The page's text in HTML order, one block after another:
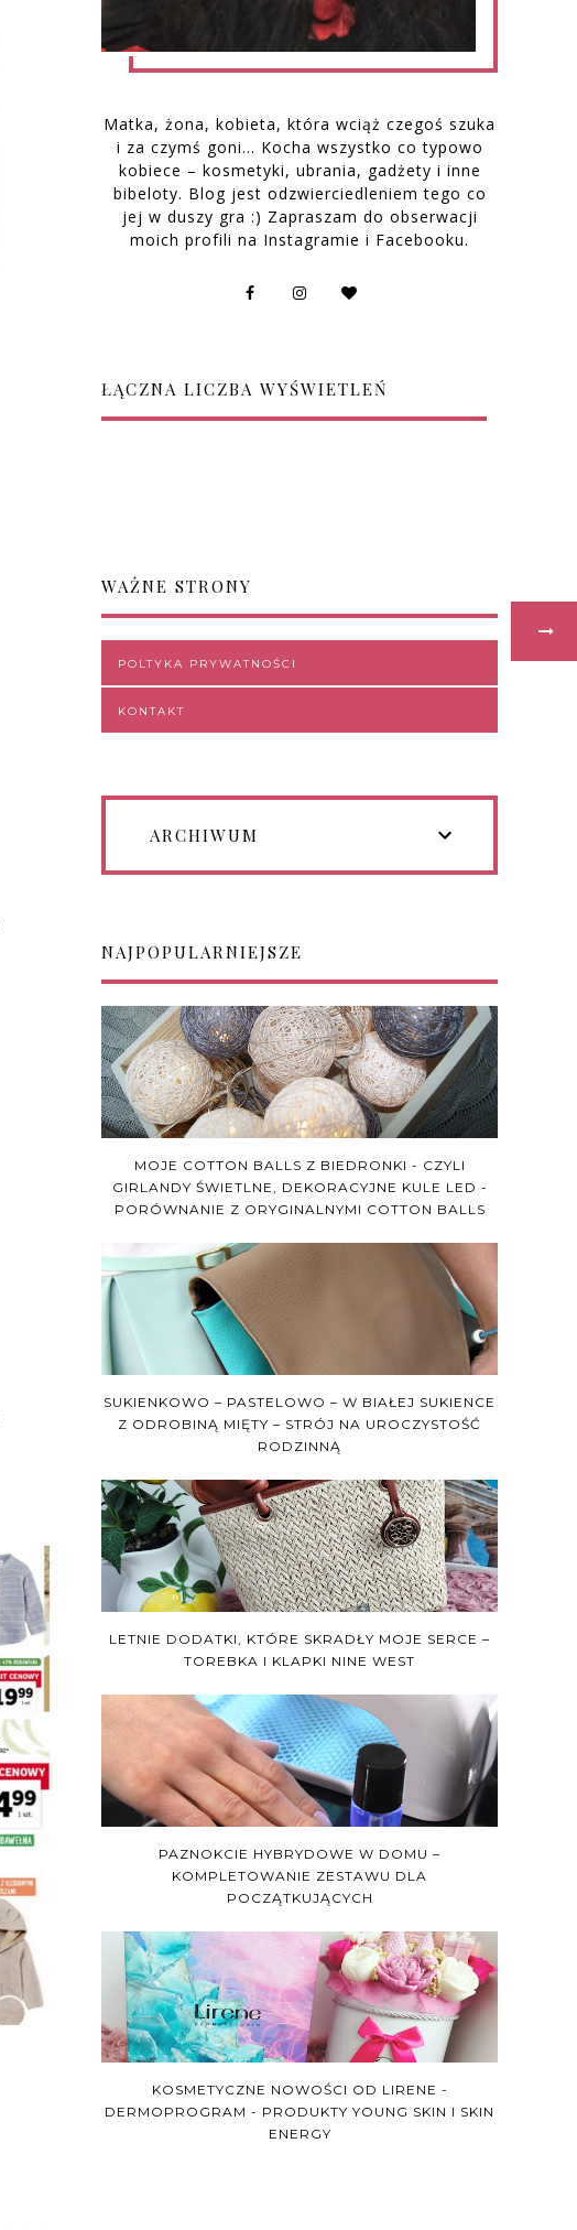
Matka, żona, kobieta, która wciąż czegoś szuka
i za czymś goni… Kocha wszystko co typowo
kobiece – kosmetyki, ubrania, gadżety i inne
bibeloty. Blog jest odzwierciedleniem tego co
jej w duszy gra :) Zapraszam do obserwacji
moich profili na Instagramie i Facebooku.
ŁĄCZNA LICZBA WYŚWIETLEŃ
WAŻNE STRONY
POLTYKA PRYWATNOŚCI
KONTAKT
ARCHIWUM
NAJPOPULARNIEJSZE
MOJE COTTON BALLS Z BIEDRONKI - CZYLI
GIRLANDY ŚWIETLNE, DEKORACYJNE KULE LED -
PORÓWNANIE Z ORYGINALNYMI COTTON BALLS
SUKIENKOWO – PASTELOWO – W BIAŁEJ SUKIENCE
Z ODROBINĄ MIĘTY – STRÓJ NA UROCZYSTOŚĆ
RODZINNĄ
LETNIE DODATKI, KTÓRE SKRADŁY MOJE SERCE –
TOREBKA I KLAPKI NINE WEST
PAZNOKCIE HYBRYDOWE W DOMU –
KOMPLETOWANIE ZESTAWU DLA
POCZĄTKUJĄCYCH
KOSMETYCZNE NOWOŚCI OD LIRENE -
DERMOPROGRAM - PRODUKTY YOUNG SKIN I SKIN
ENERGY